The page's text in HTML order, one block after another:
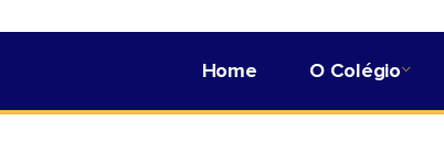
Home O Colégio